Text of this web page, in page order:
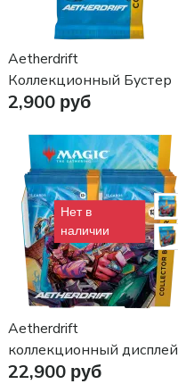
Aetherdrift
Коллекционный Бустер
2,900 руб
Нет в
наличии
Aetherdrift
коллекционный дисплей
22,900 руб